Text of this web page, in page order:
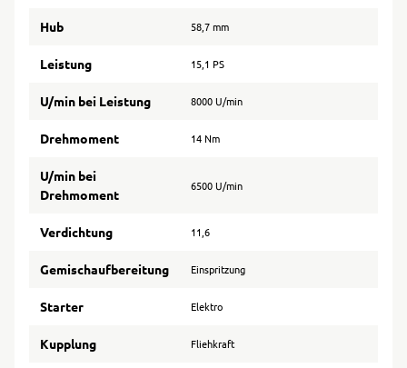
Hub 58,7 mm
Leistung 15,1 PS
U/min bei Leistung 8000 U/min
Drehmoment 14 Nm
U/min bei
Drehmoment
6500 U/min
Verdichtung 11,6
Gemischaufbereitung Einspritzung
Starter Elektro
Kupplung Fliehkraft